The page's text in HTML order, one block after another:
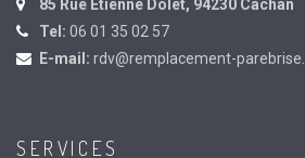
85 Rue Etienne Dolet, 94230 Cachan
Tel: 06 01 35 02 57
E-mail: rdv@remplacement-
SERVICES